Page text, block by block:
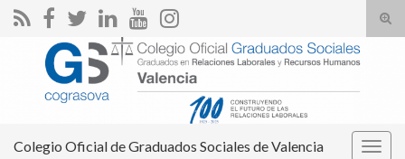
el
Search for:
Colegio Oficial de Graduados Sociales de Valencia